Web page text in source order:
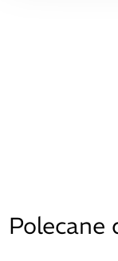
Polecane